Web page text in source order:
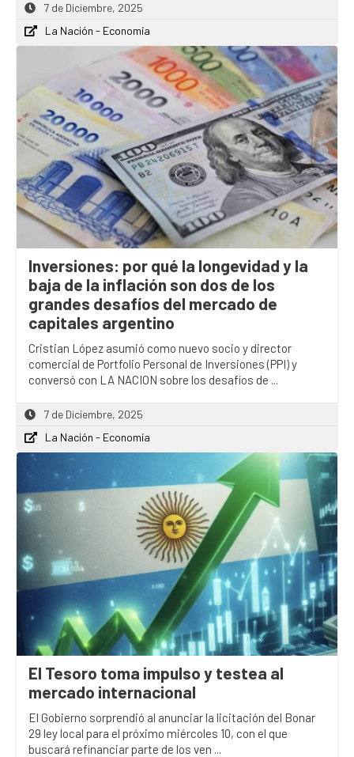
7 de Diciembre, 2025
La Nación - Economía
Inversiones: por qué la longevidad y la
baja de la inflación son dos de los
grandes desafíos del mercado de
capitales argentino
Cristian López asumió como nuevo socio y director
comercial de Portfolio Personal de Inversiones (PPI) y
conversó con LA NACION sobre los desafíos de ...
7 de Diciembre, 2025
La Nación - Economía
El Tesoro toma impulso y testea al
mercado internacional
El Gobierno sorprendió al anunciar la licitación del Bonar
29 ley local para el próximo miércoles 10, con el que
buscará refinanciar parte de los ven ...